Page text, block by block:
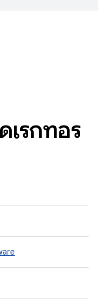
เรกทอรี